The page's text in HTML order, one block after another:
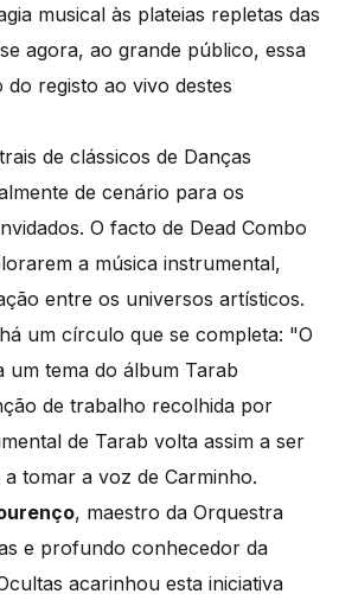
musical às plateias repletas das
agora, ao grande público, essa
do registo ao vivo destes
de clássicos de Danças
de cenário para os
O facto de Dead Combo
a música instrumental,
entre os universos artísticos.
um círculo que se completa: "O
um tema do álbum Tarab
de trabalho recolhida por
de Tarab volta assim a ser
tomar a voz de Carminho.
, maestro da Orquestra
e profundo conhecedor da
acarinhou esta iniciativa